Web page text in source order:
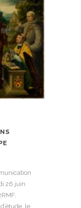
26 juin
le